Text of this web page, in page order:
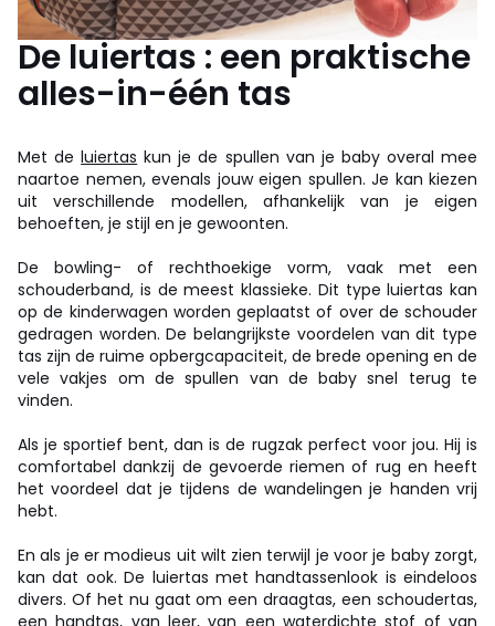
De luiertas : een praktische
alles-in-één tas
Met deluiertas kun je de spullen van je baby overal mee
naartoe nemen, evenals jouw eigen spullen. Je kan kiezen
uit verschillende modellen, afhankelijk van je eigen
behoeften, je stijl en je gewoonten.
De bowling- of rechthoekige vorm, vaak met een
schouderband, is de meest klassieke. Dit type luiertas kan
op de kinderwagen worden geplaatst of over de schouder
gedragen worden. De belangrijkste voordelen van dit type
tas zijn de ruime opbergcapaciteit, de brede opening en de
vele vakjes om de spullen van de baby snel terug te
vinden.
Als je sportief bent, dan is de rugzak perfect voor jou. Hij is
comfortabel dankzij de gevoerde riemen of rug en heeft
het voordeel dat je tijdens de wandelingen je handen vrij
hebt.
En als je er modieus uit wilt zien terwijl je voor je baby zorgt,
kan dat ook. De luiertas met handtassenlook is eindeloos
divers. Of het nu gaat om een draagtas, een schoudertas,